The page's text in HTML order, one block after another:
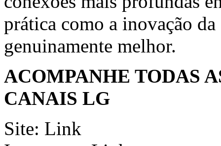
prática como a inovação
genuinamente melhor.
ACOMPANHE TODAS
CANAIS LG
Site: Link